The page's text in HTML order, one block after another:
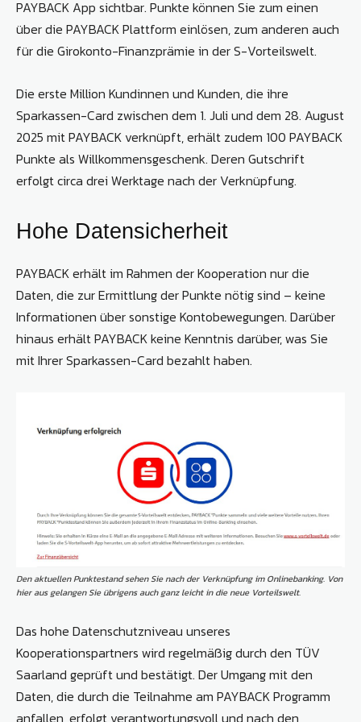
PAYBACK App sichtbar. Punkte können Sie zum einen
über die PAYBACK Plattform einlösen, zum anderen auch
für die Girokonto-Finanzprämie in der S-Vorteilswelt.
Die erste Million Kundinnen und Kunden, die ihre
Sparkassen-Card zwischen dem 1. Juli und dem 28. August
2025 mit PAYBACK verknüpft, erhält zudem 100 PAYBACK
Punkte als Willkommensgeschenk. Deren Gutschrift
erfolgt circa drei Werktage nach der Verknüpfung.
Hohe Datensicherheit
PAYBACK erhält im Rahmen der Kooperation nur die
Daten, die zur Ermittlung der Punkte nötig sind – keine
Informationen über sonstige Kontobewegungen. Darüber
hinaus erhält PAYBACK keine Kenntnis darüber, was Sie
mit Ihrer Sparkassen-Card bezahlt haben.
Den aktuellen Punktestand sehen Sie nach der Verknüpfung im Onlinebanking. Von
hier aus gelangen Sie übrigens auch ganz leicht in die neue Vorteilswelt.
Das hohe Datenschutzniveau unseres
Kooperationspartners wird regelmäßig durch den TÜV
Saarland geprüft und bestätigt. Der Umgang mit den
Daten, die durch die Teilnahme am PAYBACK Programm